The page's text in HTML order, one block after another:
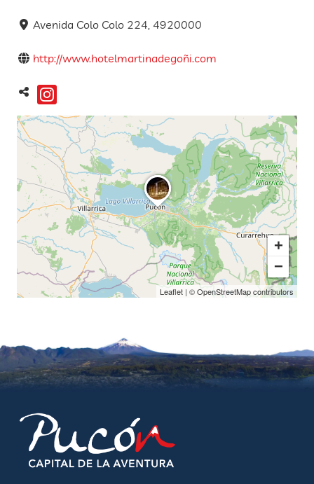
Avenida Colo Colo 224, 4920000
http://www.hotelmartinadegoñi.com
+
−
Leaflet | ©OpenStreetMapcontributors